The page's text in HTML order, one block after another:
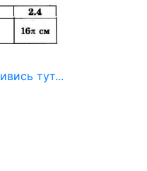
тут...